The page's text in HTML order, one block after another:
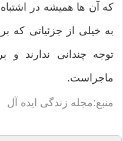
که آن ها همیشه در اشتباه
به خیلی از جزئیاتی که
توجه چندانی ندارند و
ماجراست.
منبع:مجله زندگی ایده آل